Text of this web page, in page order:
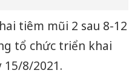
tiêm mũi 2 sau 8-12
tổ chức triển khai
8/2021.